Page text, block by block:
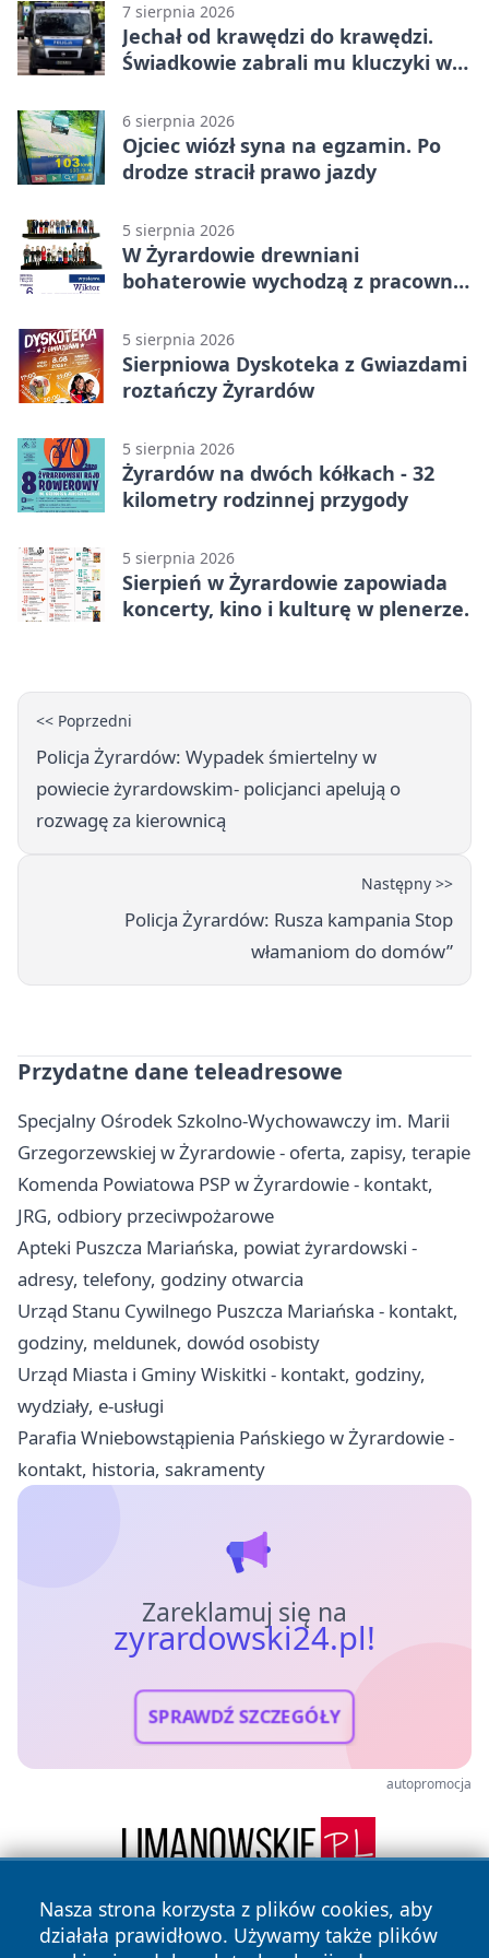
7 sierpnia 2026
Jechał od krawędzi do krawędzi.
Świadkowie zabrali mu kluczyki w
6 sierpnia 2026
Ojciec wiózł syna na egzamin. Po
drodze stracił prawo jazdy
5 sierpnia 2026
W Żyrardowie drewniani
bohaterowie wychodzą z pracowni
5 sierpnia 2026
Sierpniowa Dyskoteka z Gwiazdami
roztańczy Żyrardów
5 sierpnia 2026
Żyrardów na dwóch kółkach - 32
kilometry rodzinnej przygody
5 sierpnia 2026
Sierpień w Żyrardowie zapowiada
koncerty, kino i kulturę w plenerze.
<< Poprzedni
Policja Żyrardów: Wypadek śmiertelny w
powiecie żyrardowskim- policjanci apelują o
rozwagę za kierownicą
Następny >>
Policja Żyrardów: Rusza kampania Stop
włamaniom do domów”
Przydatne dane teleadresowe
Specjalny Ośrodek Szkolno-Wychowawczy im. Marii
Grzegorzewskiej w Żyrardowie - oferta, zapisy, terapie
Komenda Powiatowa PSP w Żyrardowie - kontakt,
JRG, odbiory przeciwpożarowe
Apteki Puszcza Mariańska, powiat żyrardowski -
adresy, telefony, godziny otwarcia
Urząd Stanu Cywilnego Puszcza Mariańska - kontakt,
godziny, meldunek, dowód osobisty
Urząd Miasta i Gminy Wiskitki - kontakt, godziny,
wydziały, e-usługi
Parafia Wniebowstąpienia Pańskiego w Żyrardowie -
kontakt, historia, sakramenty
Zareklamuj się na
zyrardowski24.pl!
SPRAWDŹ SZCZEGÓŁY
autopromocja
Nasza strona korzysta z plików cookies, aby
działała prawidłowo. Używamy także plików